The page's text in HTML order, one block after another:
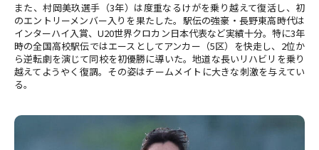
また、村岡美玖選手（3年）は度重なるけがを乗り越えて復活し、初
のエントリーメンバー入りを果たした。駅伝の強豪・長野東高時代は
インターハイ入賞、U20世界クロカン日本代表など実績十分。特に3年
時の全国高校駅伝ではエースとしてアンカー（5区）を快走し、2位か
ら逆転劇を演じて同校を初優勝に導いた。地道な長いリハビリを乗り
越えてようやく復調。その姿はチームメイトに大きな刺激を与えてい
る。